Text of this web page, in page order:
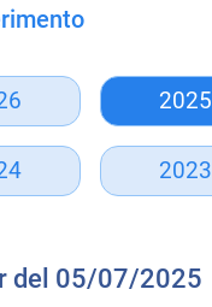
2025
2023
del 05/07/2025